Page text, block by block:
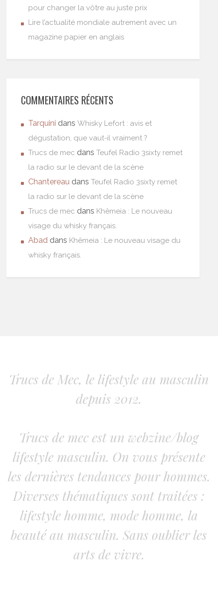
pour changer la vôtre au juste prix
Lire l’actualité mondiale autrement avec un
magazine papier en anglais
COMMENTAIRES RÉCENTS
Tarquini dansWhisky Lefort : avis et
dégustation, que vaut-il vraiment ?
Trucs de mec dansTeufel Radio 3sixty remet
la radio sur le devant de la scène
Chantereau dansTeufel Radio 3sixty remet
la radio sur le devant de la scène
Trucs de mec dans Khêmeia : Le nouveau
visage du whisky français.
Abad dans Khêmeia : Le nouveau visage du
whisky français.
Trucs de Mec, le lifestyle au masculin
depuis 2012.
Trucs de mec est un webzine/blog
lifestyle masculin. On vous présente
les dernières tendances pour hommes.
Diverses thématiques sont traitées :
lifestyle homme, mode homme, la
beauté au masculin. Sans oublier les
arts de vivre.